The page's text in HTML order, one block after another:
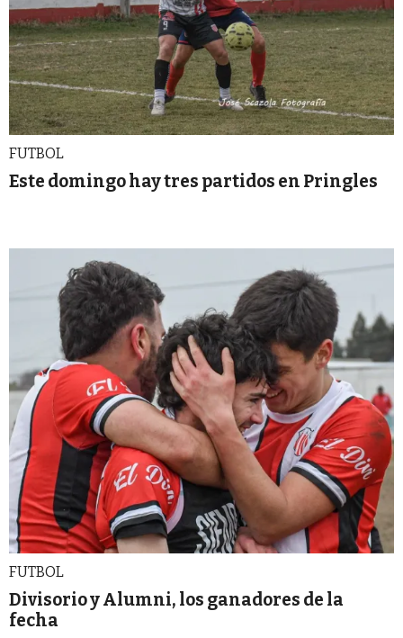
FUTBOL
Este domingo hay tres partidos en Pringles
FUTBOL
Divisorio y Alumni, los ganadores de la
fecha